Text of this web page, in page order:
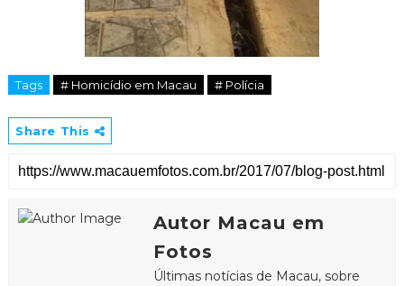
Tags # Homicídio em Macau # Polícia
Share This
Autor Macau em
Fotos
Últimas notícias de Macau, sobre